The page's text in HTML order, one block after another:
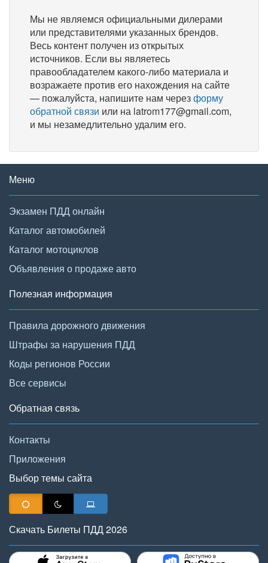
Мы не являемся официальными дилерами
или представителями указанных брендов.
Весь контент получен из открытых
источников. Если вы являетесь
правообладателем какого-либо материала и
возражаете против его нахождения на сайте
— пожалуйста, напишите нам черезформу
обратной связи или на latrom177@gmail.com,
и мы незамедлительно удалим его.
Меню
Экзамен ПДД онлайн
Каталог автомобилей
Каталог мотоциклов
Объявления о продаже авто
Полезная информация
Правила дорожного движения
Штрафы за нарушения ПДД
Коды регионов России
Все сервисы
Обратная связь
Контакты
Приложения
Выбор темы сайта
Скачать Билеты ПДД 2026